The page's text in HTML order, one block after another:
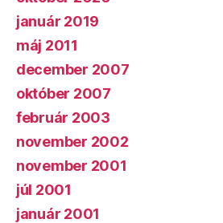
január 2019
máj 2011
december 2007
október 2007
február 2003
november 2002
november 2001
júl 2001
január 2001